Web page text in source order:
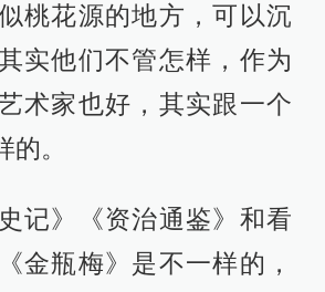
桃花源的地方，可以沉
实他们不管怎样，作为
术家也好，其实跟一个
。
记》《资治通鉴》和看
金瓶梅》是不一样的，